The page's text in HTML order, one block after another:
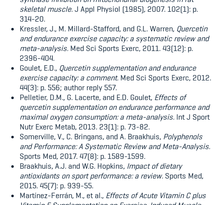
skeletal muscle.J Appl Physiol (1985), 2007. 102(1): p.
314-20.
Kressler, J., M. Millard-Stafford, and G.L. Warren, Quercetin
and endurance exercise capacity: a systematic review and
meta-analysis. Med Sci Sports Exerc, 2011. 43(12): p.
2396-404.
Goulet, E.D., Quercetin supplementation and endurance
exercise capacity: a comment. Med Sci Sports Exerc, 2012.
44(3): p. 556; author reply 557.
Pelletier, D.M., G. Lacerte, and E.D. Goulet, Effects of
quercetin supplementation on endurance performance and
maximal oxygen consumption: a meta-analysis. Int J Sport
Nutr Exerc Metab, 2013. 23(1): p. 73-82.
Somerville, V., C. Bringans, and A. Braakhuis, Polyphenols
and Performance: A Systematic Review and Meta-Analysis.
Sports Med, 2017. 47(8): p. 1589-1599.
Braakhuis, A.J. and W.G. Hopkins, Impact of dietary
antioxidants on sport performance: a review. Sports Med,
2015. 45(7): p. 939-55.
Martínez-Ferrán, M., et al., Effects of Acute Vitamin C plus